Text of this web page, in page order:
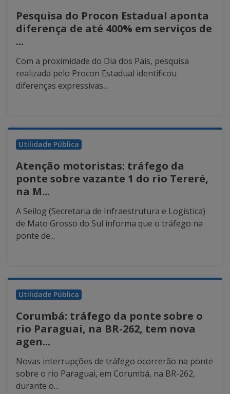
Pesquisa do Procon Estadual aponta
diferença de até 400% em serviços de
...
Com a proximidade do Dia dos Pais, pesquisa
realizada pelo Procon Estadual identificou
diferenças expressivas...
Utilidade Pública
Atenção motoristas: tráfego da
ponte sobre vazante 1 do rio Tereré,
na M...
A Seilog (Secretaria de Infraestrutura e Logística)
de Mato Grosso do Sul informa que o tráfego na
ponte de...
Utilidade Pública
Corumbá: tráfego da ponte sobre o
rio Paraguai, na BR-262, tem nova
agen...
Novas interrupções de tráfego ocorrerão na ponte
sobre o rio Paraguai, em Corumbá, na BR-262,
durante o...